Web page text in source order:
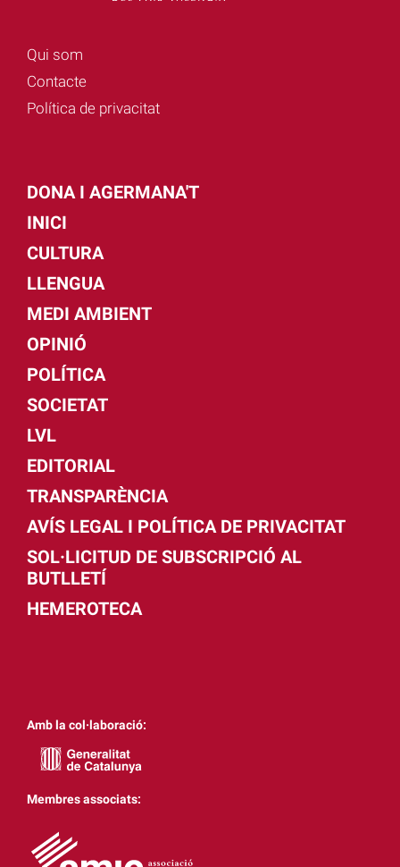
Qui som
Contacte
Política de privacitat
DONA I AGERMANA'T
INICI
CULTURA
LLENGUA
MEDI AMBIENT
OPINIÓ
POLÍTICA
SOCIETAT
LVL
EDITORIAL
TRANSPARÈNCIA
AVÍS LEGAL I POLÍTICA DE PRIVACITAT
SOL·LICITUD DE SUBSCRIPCIÓ AL
BUTLLETÍ
HEMEROTECA
Amb la col·laboració:
Membres associats: